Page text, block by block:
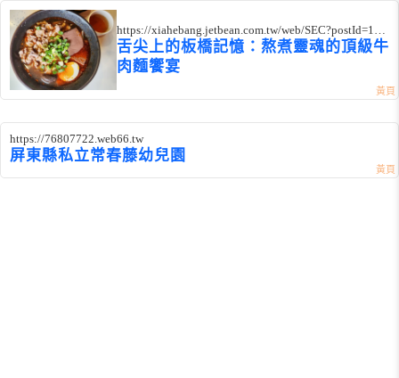
https://xiahebang.jetbean.com.tw/web/SEC?postId=135
6911
舌尖上的板橋記憶：熬煮靈魂的頂級牛
肉麵饗宴
https://76807722.web66.tw
屏東縣私立常春藤幼兒園